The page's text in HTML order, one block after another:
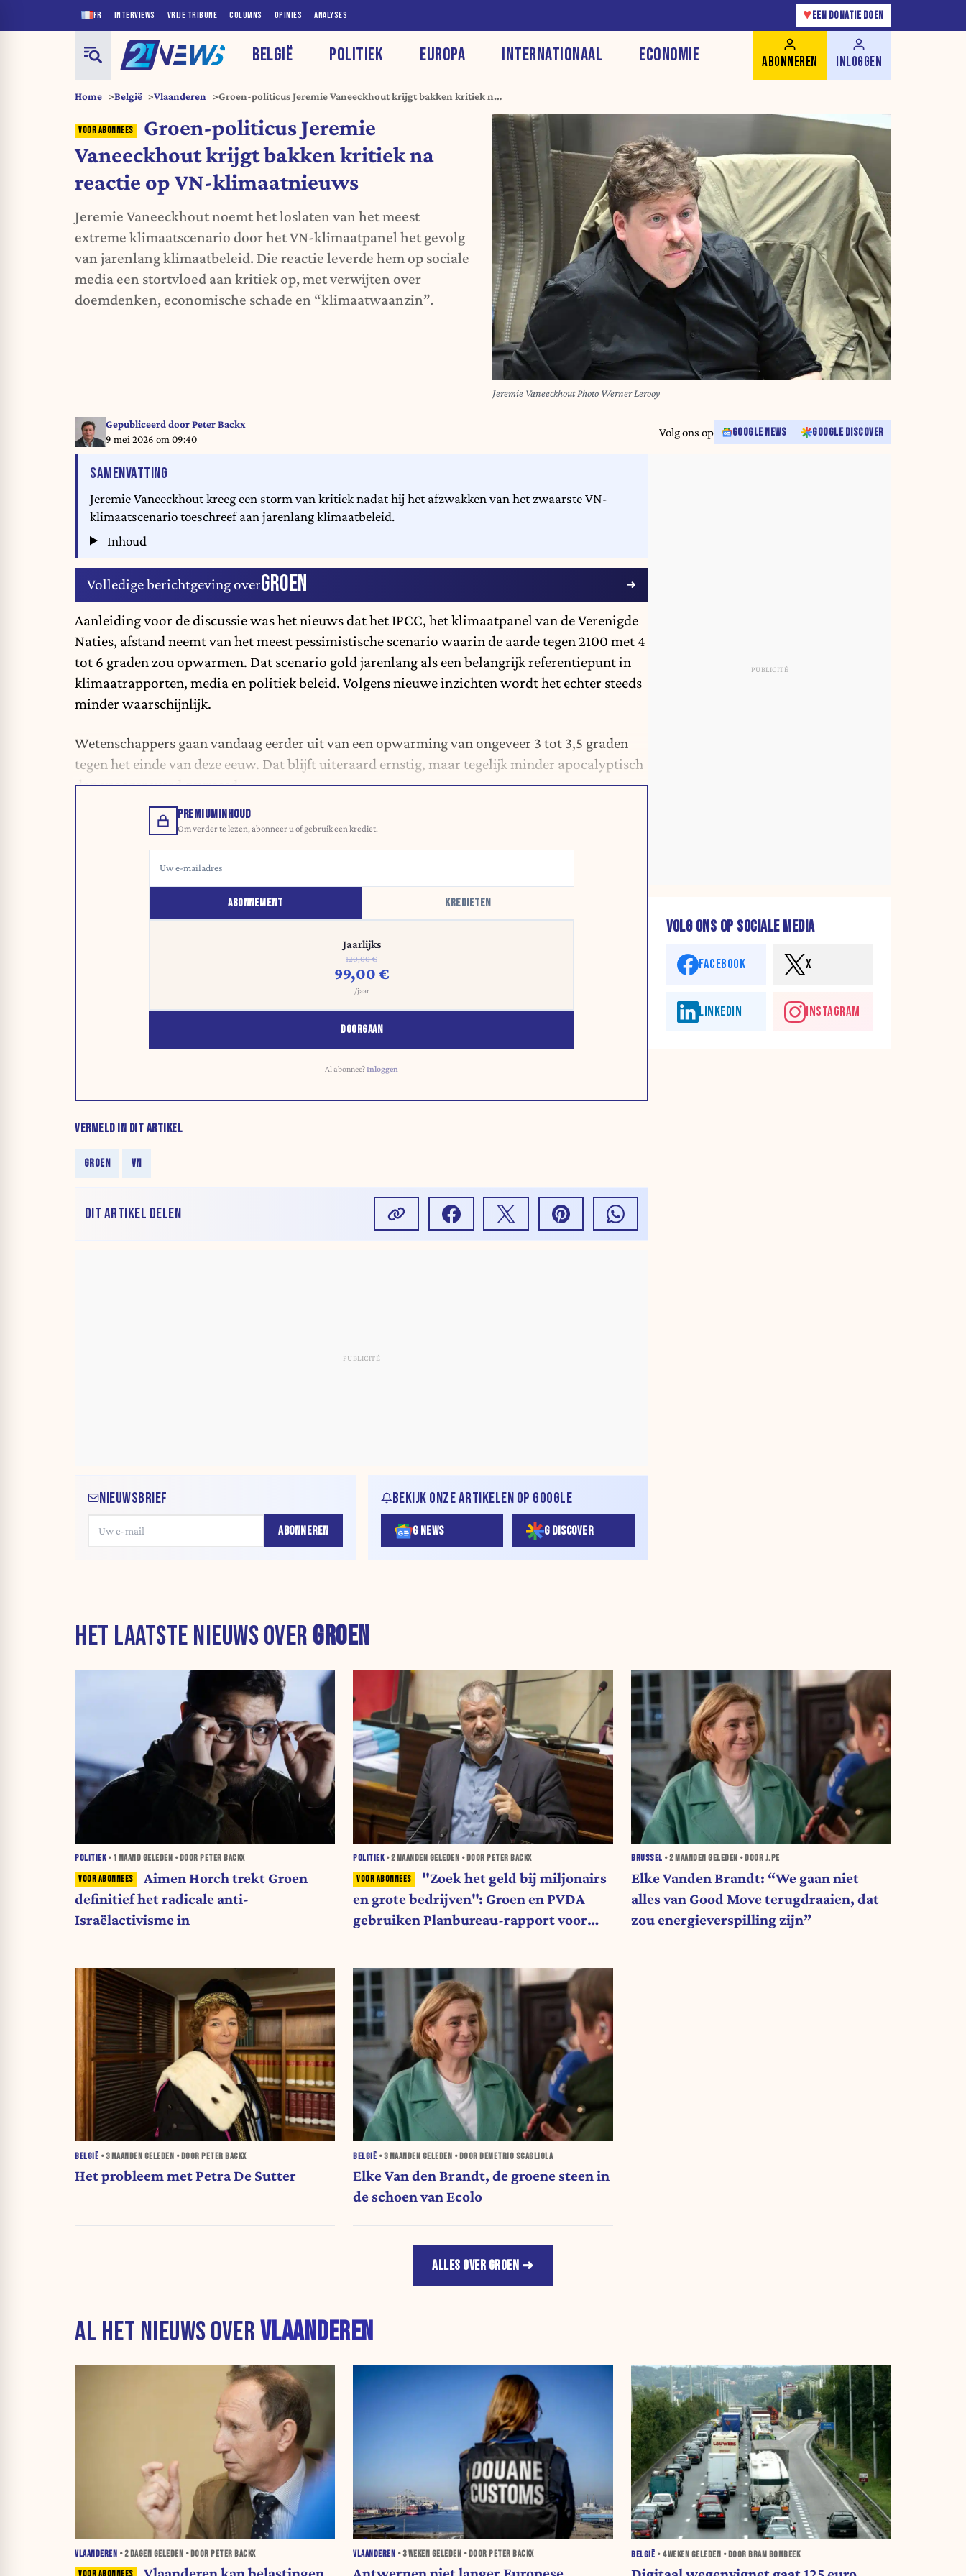
FR INTERVIEWS VRIJE TRIBUNE COLUMNS OPINIES ANALYSES ♥ EEN DONATIE DOEN
BELGIË POLITIEK EUROPA INTERNATIONAAL ECONOMIE ABONNEREN INLOGGEN
Home België Vlaanderen
Groen-politicus Jeremie Vaneeckhout krijgt bakken kritiek na
Groen-politicus Jeremie
Vaneeckhout krijgt bakken kritiek na
reactie op VN-klimaatnieuws
Jeremie Vaneeckhout noemt het loslaten van het meest
extreme klimaatscenario door het VN-klimaatpanel het gevolg
van jarenlang klimaatbeleid. Die reactie leverde hem op sociale
media een stortvloed aan kritiek op, met verwijten over
doemdenken, economische schade en “klimaatwaanzin”.
Jeremie Vaneeckhout Photo Werner Lerooy
Gepubliceerd doorPeter Backx
9 mei 2026 om 09:40
Volg ons op GOOGLE NEWS GOOGLE DISCOVER
SAMENVATTING
Jeremie Vaneeckhout kreeg een storm van kritiek nadat hij het afzwakken van het zwaarste VN-
klimaatscenario toeschreef aan jarenlang klimaatbeleid.
Inhoud
Volledige berichtgeving overGROEN
Aanleiding voor de discussie was het nieuws dat het IPCC, het klimaatpanel van de Verenigde
Naties, afstand neemt van het meest pessimistische scenario waarin de aarde tegen 2100 met 4
tot 6 graden zou opwarmen. Dat scenario gold jarenlang als een belangrijk referentiepunt in
klimaatrapporten, media en politiek beleid. Volgens nieuwe inzichten wordt het echter steeds
minder waarschijnlijk.
Wetenschappers gaan vandaag eerder uit van een opwarming van ongeveer 3 tot 3,5 graden
tegen het einde van deze eeuw. Dat blijft uiteraard ernstig, maar tegelijk minder apocalyptisch
dan vroeger werd gevreesd.
PREMIUMINHOUD
Om verder te lezen, abonneer u of gebruik een krediet.
ABONNEMENT KREDIETEN
Jaarlijks
120,00 €
99,00 €
/jaar
DOORGAAN
Al abonnee?Inloggen
VERMELD IN DIT ARTIKEL
GROEN VN
DIT ARTIKEL DELEN
NIEUWSBRIEF
ABONNEREN
BEKIJK ONZE ARTIKELEN OP GOOGLE
G NEWS G DISCOVER
VOLG ONS OP SOCIALE MEDIA
FACEBOOK X
LINKEDIN INSTAGRAM
HET LAATSTE NIEUWS OVER GROEN
POLITIEK• 1 MAAND GELEDEN • DOOR PETER BACKX
Aimen Horch trekt Groen
definitief het radicale anti-
Israëlactivisme in
POLITIEK•2 MAANDEN GELEDEN • DOOR PETER BACKX
"Zoek het geld bij miljonairs
en grote bedrijven": Groen en PVDA
gebruiken Planbureau-rapport voor
BRUSSEL •2 MAANDEN GELEDEN • DOOR J.PE
Elke Vanden Brandt: “We gaan niet
alles van Good Move terugdraaien, dat
zou energieverspilling zijn”
BELGIË •3 MAANDEN GELEDEN • DOOR PETER BACKX
Het probleem met Petra De Sutter
BELGIË •3 MAANDEN GELEDEN • DOOR DEMETRIO SCAGLIOLA
Elke Van den Brandt, de groene steen in
de schoen van Ecolo
ALLES OVER GROEN
AL HET NIEUWS OVERVLAANDEREN
VLAANDEREN •2 DAGEN GELEDEN • DOOR PETER BACKX VLAANDEREN •3 WEKEN GELEDEN • DOOR PETER BACKX BELGIË • 4 WEKEN GELEDEN • DOOR BRAM BOMBEEK